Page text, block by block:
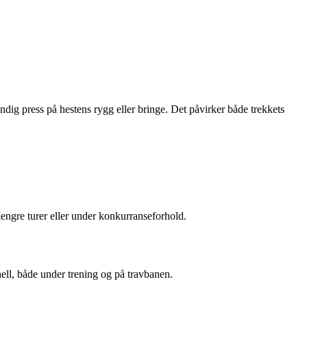
press på hestens rygg eller bringe. Det påvirker både trekkets
turer eller under konkurranseforhold.
både under trening og på travbanen.